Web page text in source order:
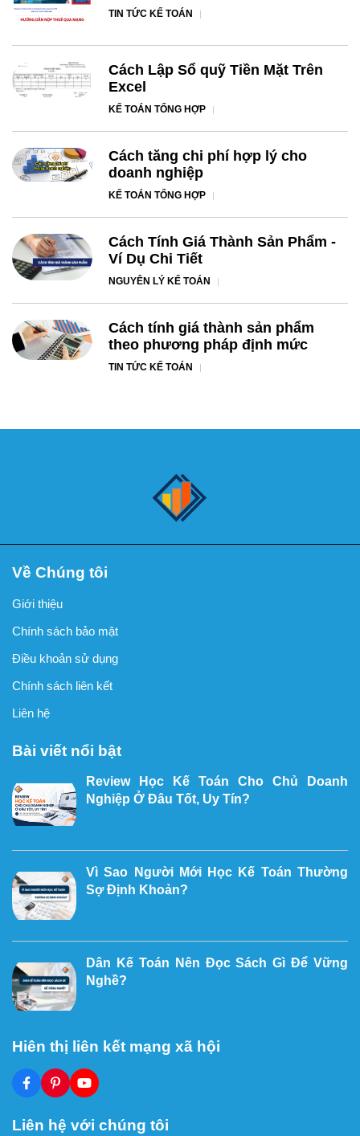
TIN TỨC KẾ TOÁN
Cách Lập Sổ quỹ Tiền Mặt Trên
Excel
KẾ TOÁN TỔNG HỢP
Cách tăng chi phí hợp lý cho
doanh nghiệp
KẾ TOÁN TỔNG HỢP
Cách Tính Giá Thành Sản Phẩm -
Ví Dụ Chi Tiết
NGUYÊN LÝ KẾ TOÁN
Cách tính giá thành sản phẩm
theo phương pháp định mức
TIN TỨC KẾ TOÁN
Về Chúng tôi
Giới thiệu
Chính sách bảo mật
Điều khoản sử dụng
Chính sách liên kết
Liên hệ
Bài viết nổi bật
Review Học Kế Toán Cho Chủ Doanh
Nghiệp Ở Đâu Tốt, Uy Tín?
Vì Sao Người Mới Học Kế Toán Thường
Sợ Định Khoản?
Dân Kế Toán Nên Đọc Sách Gì Để Vững
Nghề?
Hiên thị liên kết mạng xã hội
Liên hệ với chúng tôi